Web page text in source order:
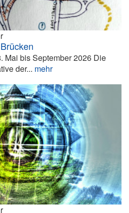
Mai bis September 2026 Die
der... mehr